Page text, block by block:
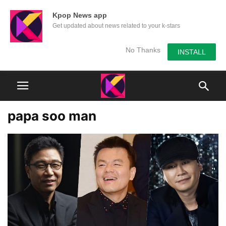
Kpop News app
Get updated about news related to your k-stars
No Thanks INSTALL
papa soo man